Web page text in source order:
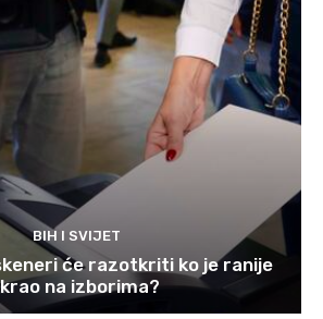
BIH I SVIJET
će razotkriti ko je ranije
krao na izborima?